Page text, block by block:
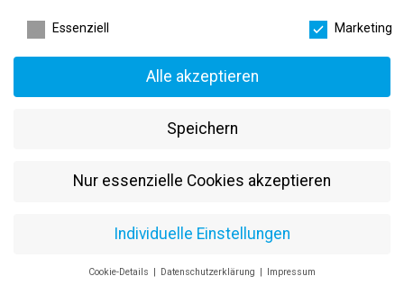
1. Handelsvertreter für Fitnessgeräte – Die Welt der
Als Handelsvertreter für Fitnessgeräte bist du der Experte für
moderne Trainingsgeräte. Du präsentierst die neuesten
Gesundheitseinrichtungen und schaffst die Verbindung zwischen
2. Vertriebspartner für Sportbekleidung – Trendsetter für
Vertriebspartner für Sportbekleidung bringen die aktuellen
neuesten Kollektionen und sorgst dafür, dass die Kunden immer
Essenziell
Marketing
Alle akzeptieren
Speichern
Nur essenzielle Cookies akzeptieren
Individuelle Einstellungen
Cookie-Details Datenschutzerklärung Impressum